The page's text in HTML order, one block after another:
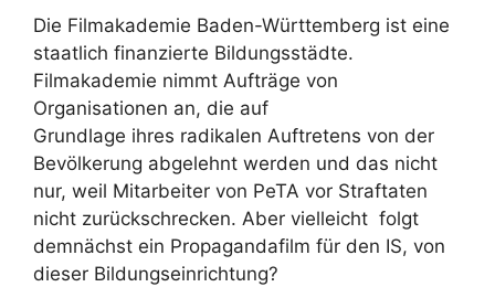
Die Filmakademie Baden-Württemberg ist eine
staatlich finanzierte Bildungsstädte.
Filmakademie nimmt Aufträge von
Organisationen an, die auf
Grundlage ihres radikalen Auftretens von der
Bevölkerung abgelehnt werden und das nicht
nur, weil Mitarbeiter von PeTA vor Straftaten
nicht zurückschrecken. Aber vielleicht folgt
demnächst ein Propagandafilm für den IS, von
dieser Bildungseinrichtung?